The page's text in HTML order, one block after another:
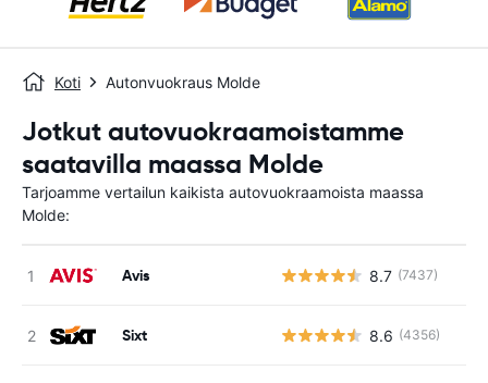
Koti Autonvuokraus Molde
Jotkut autovuokraamoistamme
saatavilla maassa Molde
Tarjoamme vertailun kaikista autovuokraamoista maassa
Molde:
Avis 8.7 (7437)
Sixt 8.6 (4356)